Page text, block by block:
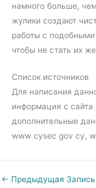
намного больше,
жулики создают
работы с подобными
чтобы не стать их
Список источников
Для написания
информация с сайта
дополнительные
www cysec gov cy,
← Предыдущая Запись